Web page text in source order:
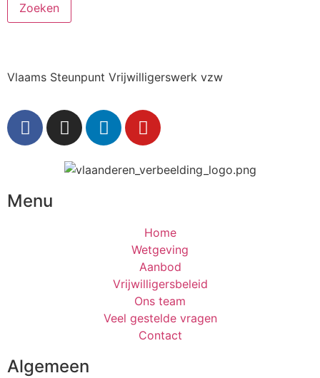
Zoeken
Vlaams Steunpunt Vrijwilligerswerk vzw
Menu
Home
Wetgeving
Aanbod
Vrijwilligersbeleid
Ons team
Veel gestelde vragen
Contact
Algemeen